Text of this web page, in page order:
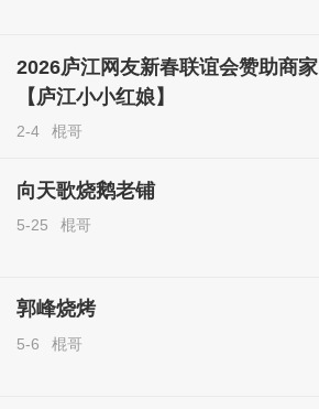
2026庐江网友新春联谊会赞助商家
【庐江小小红娘】
2-4 棍哥
向天歌烧鹅老铺
5-25 棍哥
郭峰烧烤
5-6 棍哥